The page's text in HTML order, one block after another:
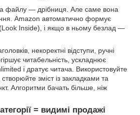
файлу — дрібниця. Але саме вона
Amazon автоматично формує
Inside), і якщо в ньому безлад —
некоректні відступи, ручні
читабельність, ускладнює
і дратує читача. Використовуйте
зміст із закладками та
Алгоритми бачать більше, ніж
= видимі продажі